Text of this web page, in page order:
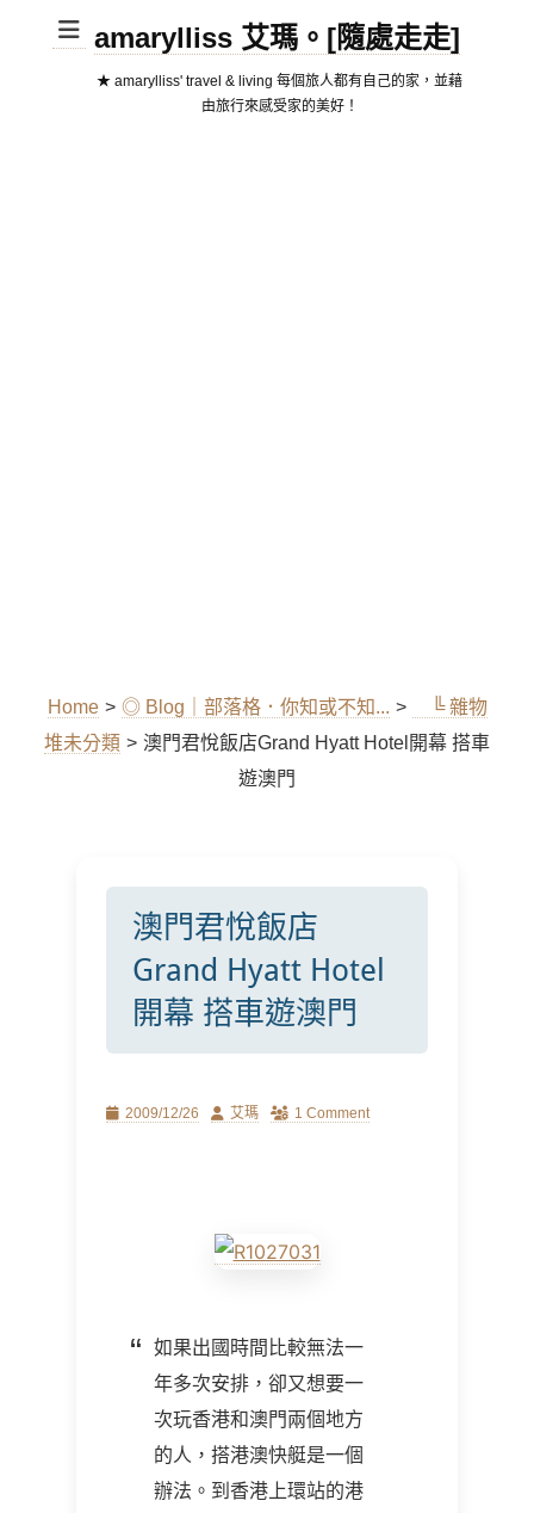
amarylliss 艾瑪。[隨處走走]
★ amarylliss' travel & living 每個旅人都有自己的家，並藉
由旅行來感受家的美好！
Home > ◎ Blog｜部落格．你知或不知... >
╚ 雜物
堆未分類 > 澳門君悅飯店Grand Hyatt Hotel開幕 搭車
遊澳門
澳門君悅飯店
Grand Hyatt Hotel
開幕 搭車遊澳門
Posted
2009/12/26 Author
艾瑪 1 Comment
如果出國時間比較無法一
年多次安排，卻又想要一
次玩香港和澳門兩個地方
的人，搭港澳快艇是一個
辦法。到香港上環站的港